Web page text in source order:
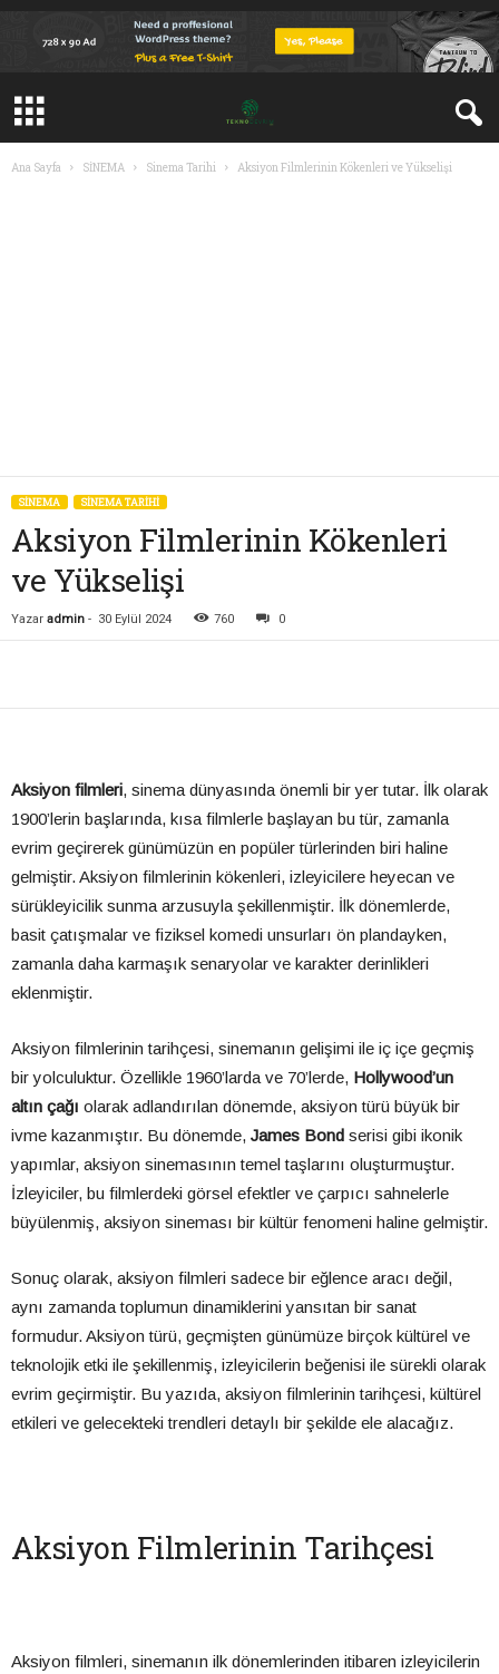
Ana Sayfa SİNEMA Sinema Tarihi Aksiyon Filmlerinin Kökenleri ve Yükselişi
SİNEMA SINEMA TARIHI
Aksiyon Filmlerinin Kökenleri
ve Yükselişi
Yazar admin - 30 Eylül 2024 760 0
Aksiyon filmleri, sinema dünyasında önemli bir yer tutar. İlk olarak
1900’lerin başlarında, kısa filmlerle başlayan bu tür, zamanla
evrim geçirerek günümüzün en popüler türlerinden biri haline
gelmiştir. Aksiyon filmlerinin kökenleri, izleyicilere heyecan ve
sürükleyicilik sunma arzusuyla şekillenmiştir. İlk dönemlerde,
basit çatışmalar ve fiziksel komedi unsurları ön plandayken,
zamanla daha karmaşık senaryolar ve karakter derinlikleri
eklenmiştir.
Aksiyon filmlerinin tarihçesi, sinemanın gelişimi ile iç içe geçmiş
bir yolculuktur. Özellikle 1960’larda ve 70’lerde, Hollywood’un
altın çağı olarak adlandırılan dönemde, aksiyon türü büyük bir
ivme kazanmıştır. Bu dönemde, James Bond serisi gibi ikonik
yapımlar, aksiyon sinemasının temel taşlarını oluşturmuştur.
İzleyiciler, bu filmlerdeki görsel efektler ve çarpıcı sahnelerle
büyülenmiş, aksiyon sineması bir kültür fenomeni haline gelmiştir.
Sonuç olarak, aksiyon filmleri sadece bir eğlence aracı değil,
aynı zamanda toplumun dinamiklerini yansıtan bir sanat
formudur. Aksiyon türü, geçmişten günümüze birçok kültürel ve
teknolojik etki ile şekillenmiş, izleyicilerin beğenisi ile sürekli olarak
evrim geçirmiştir. Bu yazıda, aksiyon filmlerinin tarihçesi, kültürel
etkileri ve gelecekteki trendleri detaylı bir şekilde ele alacağız.
Aksiyon Filmlerinin Tarihçesi
Aksiyon filmleri, sinemanın ilk dönemlerinden itibaren izleyicilerin